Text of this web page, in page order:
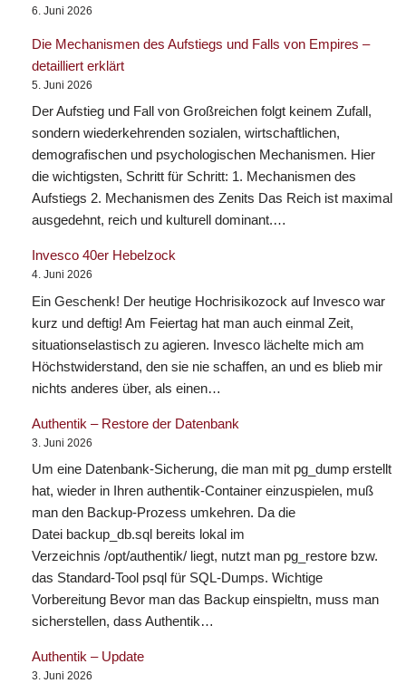
6. Juni 2026
Die Mechanismen des Aufstiegs und Falls von Empires –
detailliert erklärt
5. Juni 2026
Der Aufstieg und Fall von Großreichen folgt keinem Zufall,
sondern wiederkehrenden sozialen, wirtschaftlichen,
demografischen und psychologischen Mechanismen. Hier
die wichtigsten, Schritt für Schritt: 1. Mechanismen des
Aufstiegs 2. Mechanismen des Zenits Das Reich ist maximal
ausgedehnt, reich und kulturell dominant.…
Invesco 40er Hebelzock
4. Juni 2026
Ein Geschenk! Der heutige Hochrisikozock auf Invesco war
kurz und deftig! Am Feiertag hat man auch einmal Zeit,
situationselastisch zu agieren. Invesco lächelte mich am
Höchstwiderstand, den sie nie schaffen, an und es blieb mir
nichts anderes über, als einen…
Authentik – Restore der Datenbank
3. Juni 2026
Um eine Datenbank-Sicherung, die man mit pg_dump erstellt
hat, wieder in Ihren authentik-Container einzuspielen, muß
man den Backup-Prozess umkehren. Da die
Datei backup_db.sql bereits lokal im
Verzeichnis /opt/authentik/ liegt, nutzt man pg_restore bzw.
das Standard-Tool psql für SQL-Dumps. Wichtige
Vorbereitung Bevor man das Backup einspieltn, muss man
sicherstellen, dass Authentik…
Authentik – Update
3. Juni 2026